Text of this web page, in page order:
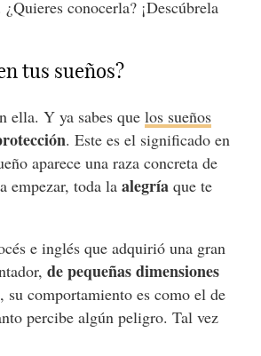
conocerla? ¡Descúbrela
tus sueños?
ella. Y ya sabes quelos sueños
. Este es el significado en
aparece una raza concreta de
empezar, toda laalegría que te
e inglés que adquirió una gran
de pequeñas dimensiones
, su comportamiento es como el de
percibe algún peligro. Tal vez